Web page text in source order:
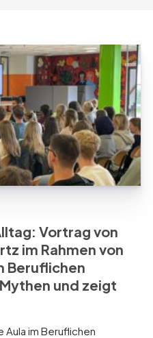
Vortrag von
im Rahmen von
Beruflichen
und zeigt
Aula im Beruflichen